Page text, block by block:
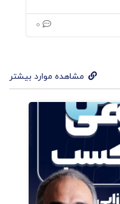
مشاهده موارد بیشتر